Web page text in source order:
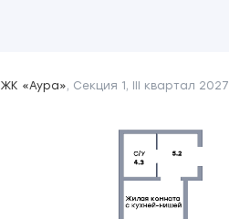
ЖК «Аура», Секция 1 , III квартал 2027